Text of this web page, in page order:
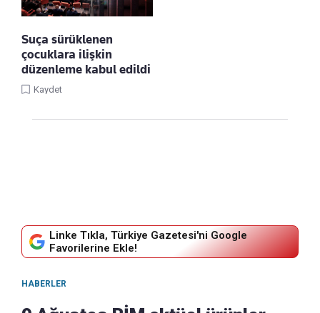
Suça sürüklenen
çocuklara ilişkin
düzenleme kabul edildi
Kaydet
Linke Tıkla, Türkiye Gazetesi'ni Google
Favorilerine Ekle!
HABERLER